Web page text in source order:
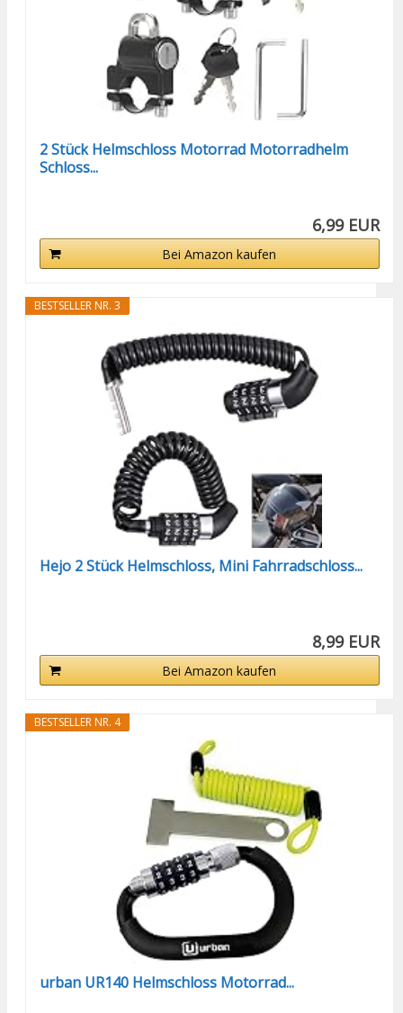
2 Stück Helmschloss Motorrad Motorradhelm
Schloss...
6,99 EUR
Bei Amazon kaufen
BESTSELLER NR. 3
Hejo 2 Stück Helmschloss, Mini Fahrradschloss...
8,99 EUR
Bei Amazon kaufen
BESTSELLER NR. 4
urban UR140 Helmschloss Motorrad...